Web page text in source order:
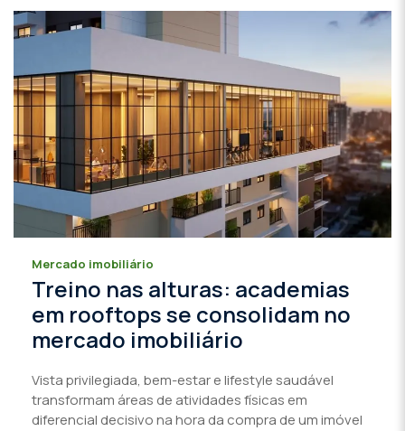
Mercado imobiliário
Treino nas alturas: academias
em rooftops se consolidam no
mercado imobiliário
Vista privilegiada, bem-estar e lifestyle saudável
transformam áreas de atividades físicas em
diferencial decisivo na hora da compra de um imóvel